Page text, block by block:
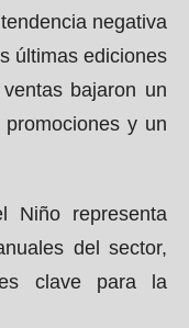
negativa
últimas ediciones
bajaron un
y un
Niño representa
del sector,
clave para la